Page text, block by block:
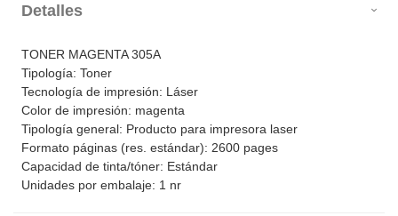
Detalles
TONER MAGENTA 305A
Tipología: Toner
Tecnología de impresión: Láser
Color de impresión: magenta
Tipología general: Producto para impresora laser
Formato páginas (res. estándar): 2600 pages
Capacidad de tinta/tóner: Estándar
Unidades por embalaje: 1 nr